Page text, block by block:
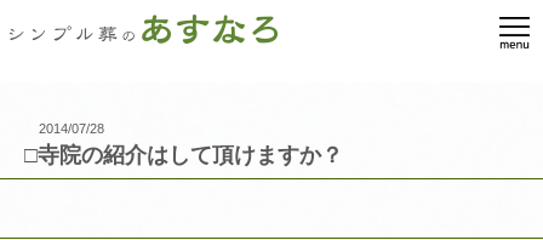
2014/07/28
□寺院の紹介はして頂けますか？